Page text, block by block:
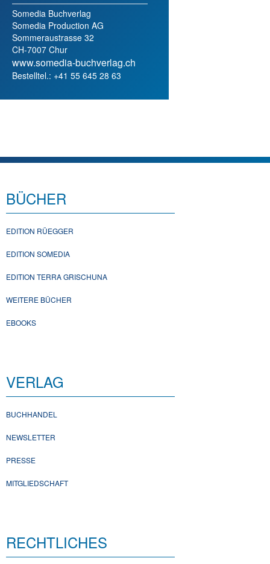
Somedia Buchverlag
Somedia Production AG
Sommeraustrasse 32
CH-7007 Chur
www.somedia-buchverlag.ch
Bestelltel.: +41 55 645 28 63
BÜCHER
EDITION RÜEGGER
EDITION SOMEDIA
EDITION TERRA GRISCHUNA
WEITERE BÜCHER
EBOOKS
VERLAG
BUCHHANDEL
NEWSLETTER
PRESSE
MITGLIEDSCHAFT
RECHTLICHES